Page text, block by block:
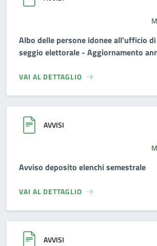
Albo delle persone idonee all'ufficio
seggio elettorale - Aggiornamento
VAI AL DETTAGLIO
AVVISI
Avviso deposito elenchi semestrale
VAI AL DETTAGLIO
AVVISI